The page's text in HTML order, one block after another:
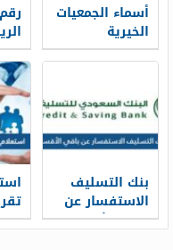
أسماء الجمعيات
الخيرية
المعتمدة في
السعودية
بنك التسليف
الاستفسار عن
باقي الأقساط